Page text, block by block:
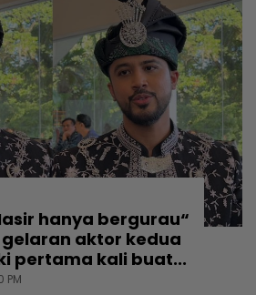
hanya bergurau“
aktor kedua
pertama kali buat...
PM